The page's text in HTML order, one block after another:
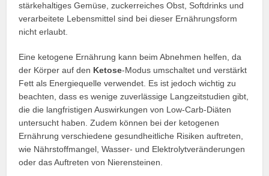
stärkehaltiges Gemüse, zuckerreiches Obst, Softdrinks und
verarbeitete Lebensmittel sind bei dieser Ernährungsform
nicht erlaubt.
Eine ketogene Ernährung kann beim Abnehmen helfen, da
der Körper auf den Ketose-Modus umschaltet und verstärkt
Fett als Energiequelle verwendet. Es ist jedoch wichtig zu
beachten, dass es wenige zuverlässige Langzeitstudien gibt,
die die langfristigen Auswirkungen von Low-Carb-Diäten
untersucht haben. Zudem können bei der ketogenen
Ernährung verschiedene gesundheitliche Risiken auftreten,
wie Nährstoffmangel, Wasser- und Elektrolytveränderungen
oder das Auftreten von Nierensteinen.